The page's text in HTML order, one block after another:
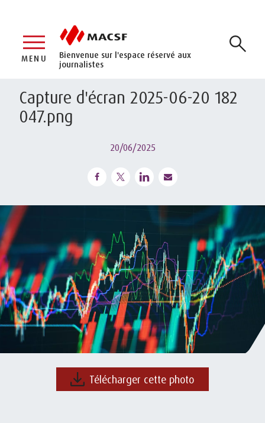
Bienvenue sur l'espace réservé aux
journalistes
MENU
Capture d'écran 2025-06-20 182
047.png
20/06/2025
Télécharger cette photo